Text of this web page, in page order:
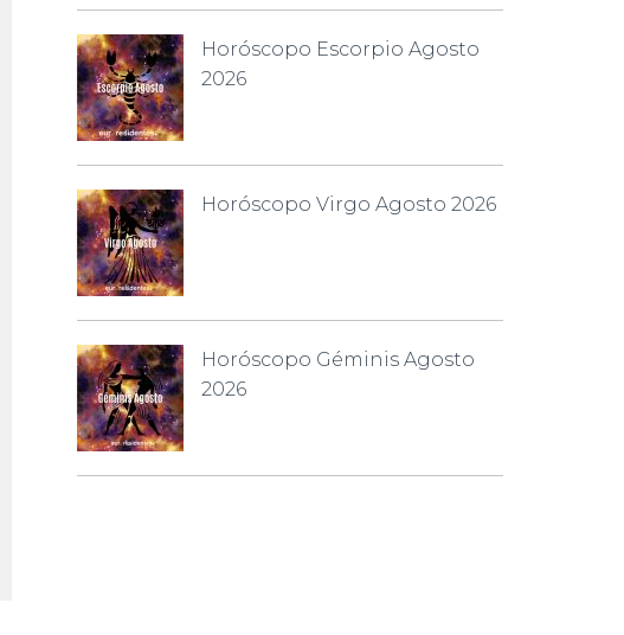
Horóscopo Escorpio Agosto
2026
Horóscopo Virgo Agosto 2026
Horóscopo Géminis Agosto
2026